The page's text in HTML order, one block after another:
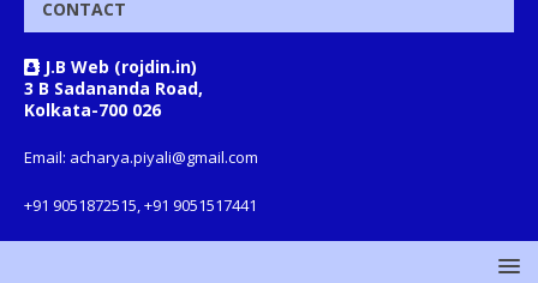
CONTACT
J.B Web (rojdin.in)
3 B Sadananda Road,
Kolkata-700 026
Email: acharya.piyali@gmail.com
+91 9051872515, +91 9051517441